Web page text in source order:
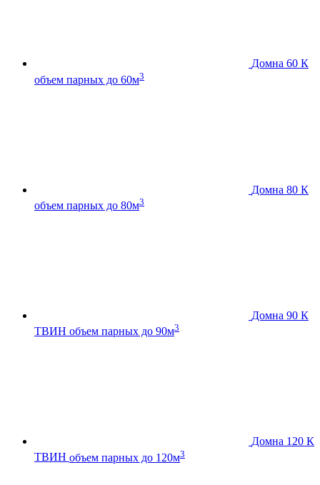
Домна 60 К
объем парных до 60м3
Домна 80 К
объем парных до 80м3
Домна 90 К
ТВИН объем парных до 90м3
Домна 120 К
ТВИН объем парных до 120м3